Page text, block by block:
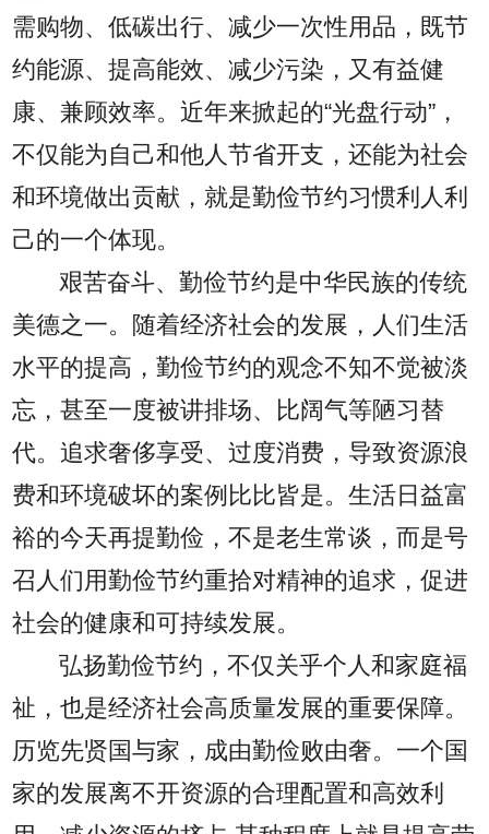
需购物、低碳出行、减少一次性用品，既节
约能源、提高能效、减少污染，又有益健
康、兼顾效率。近年来掀起的“光盘行动”，
不仅能为自己和他人节省开支，还能为社会
和环境做出贡献，就是勤俭节约习惯利人利
己的一个体现。
艰苦奋斗、勤俭节约是中华民族的传统
美德之一。随着经济社会的发展，人们生活
水平的提高，勤俭节约的观念不知不觉被淡
忘，甚至一度被讲排场、比阔气等陋习替
代。追求奢侈享受、过度消费，导致资源浪
费和环境破坏的案例比比皆是。生活日益富
裕的今天再提勤俭，不是老生常谈，而是号
召人们用勤俭节约重拾对精神的追求，促进
社会的健康和可持续发展。
弘扬勤俭节约，不仅关乎个人和家庭福
祉，也是经济社会高质量发展的重要保障。
历览先贤国与家，成由勤俭败由奢。一个国
家的发展离不开资源的合理配置和高效利